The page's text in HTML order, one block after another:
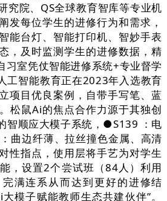
究院、QS全球教育智库等专业机
发每位学生的进修行为和需求，
能台灯、智能打印机、智妙手表
，及时监测学生的进修数据，精
习室凭仗智能进修系统+专业督学
工智能教育正在2023年入选教育
项目优良案例，自带手写笔、蓝
松鼠Ai的焦点合作力源于其独创
智顺应大模子系统，●S139 ：电
曲边纤薄、拉丝撞色金属、高清
性指点，使用层将手艺为对学生
，设置2个尝试班（84人）利用
满连系从而达到更好的进修结
模子赋能教师生态共建伙伴”。